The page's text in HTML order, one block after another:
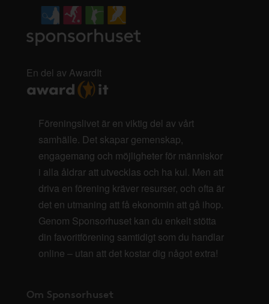
En del av AwardIt
Föreningslivet är en viktig del av vårt
samhälle. Det skapar gemenskap,
engagemang och möjligheter för människor
i alla åldrar att utvecklas och ha kul. Men att
driva en förening kräver resurser, och ofta är
det en utmaning att få ekonomin att gå ihop.
Genom Sponsorhuset kan du enkelt stötta
din favoritförening samtidigt som du handlar
online – utan att det kostar dig något extra!
Om Sponsorhuset